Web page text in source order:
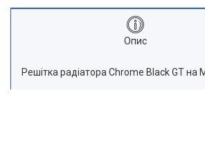
Опис
Решітка радіатора Chrome Black GT